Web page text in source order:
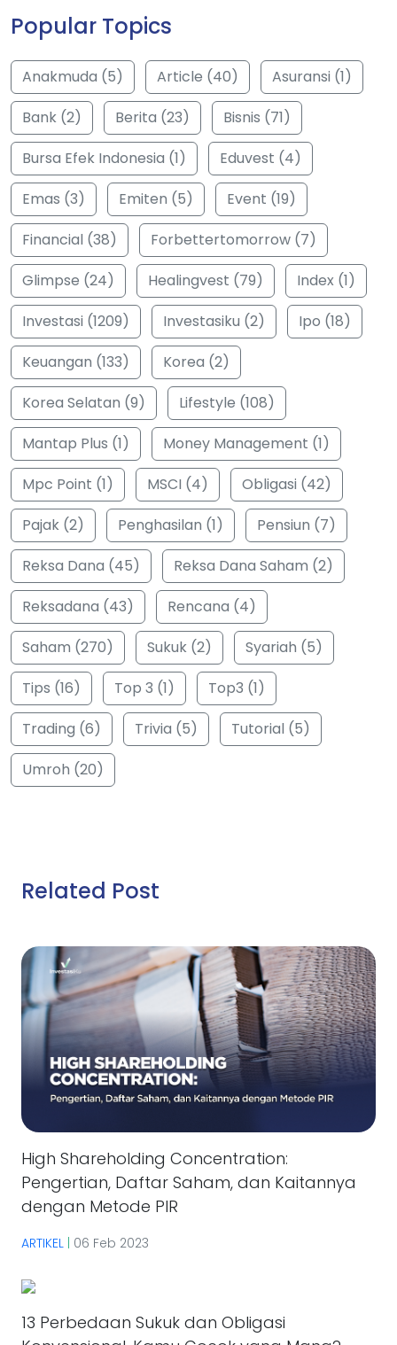
Popular Topics
Anakmuda (5) Article (40)
Asuransi (1)
Bank (2)
Berita (23)
Bisnis (71)
Bursa Efek Indonesia (1)
Eduvest (4)
Emas (3)
Emiten (5)
Event (19)
Financial (38)
Forbettertomorrow (7)
Glimpse (24)
Healingvest (79)
Index (1)
Investasi (1209)
Investasiku (2)
Ipo (18)
Keuangan (133)
Korea (2)
Korea Selatan (9)
Lifestyle (108)
Mantap Plus (1)
Money Management (1)
Mpc Point (1)
MSCI (4)
Obligasi (42)
Pajak (2)
Penghasilan (1)
Pensiun (7)
Reksa Dana (45)
Reksa Dana Saham (2)
Reksadana (43)
Rencana (4)
Saham (270)
Sukuk (2)
Syariah (5)
Tips (16)
Top 3 (1)
Top3 (1)
Trading (6)
Trivia (5)
Tutorial (5)
Umroh (20)
Related Post
High Shareholding Concentration:
Pengertian, Daftar Saham, dan Kaitannya
dengan Metode PIR
ARTIKEL 06 Feb 2023
13 Perbedaan Sukuk dan Obligasi